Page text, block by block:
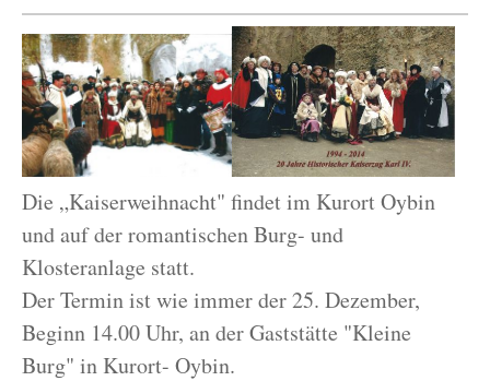
Die „Kaiserweihnacht" findet im Kurort Oybin
und auf der romantischen Burg- und
Klosteranlage statt.
Der Termin ist wie immer der 25. Dezember,
Beginn 14.00 Uhr, an der Gaststätte "Kleine
Burg" in Kurort- Oybin.